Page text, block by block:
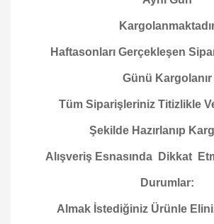
Haftasonları Gerçekleşen
Günü Kargolanır
Tüm Siparişleriniz Titizlikle
Şekilde Hazırlanıp
Alışveriş Esnasında Dikkat
Durumlar:
Almak İstediğiniz Ürünle